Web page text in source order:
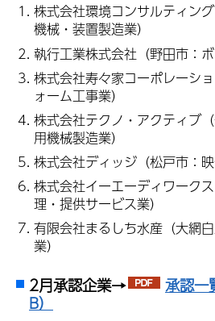
株式会社環境コンサルティン
機械・装置製造業）
執行工業株式会社（野田市：
株式会社寿々家コーポレーシ
ォーム工事業）
株式会社テクノ・アクティブ
用機械製造業）
株式会社ディッジ（松戸市：
株式会社イーエーディワーク
理・提供サービス業）
有限会社まるしち水産（大網
業）
2月承認企業→ 承認
B）